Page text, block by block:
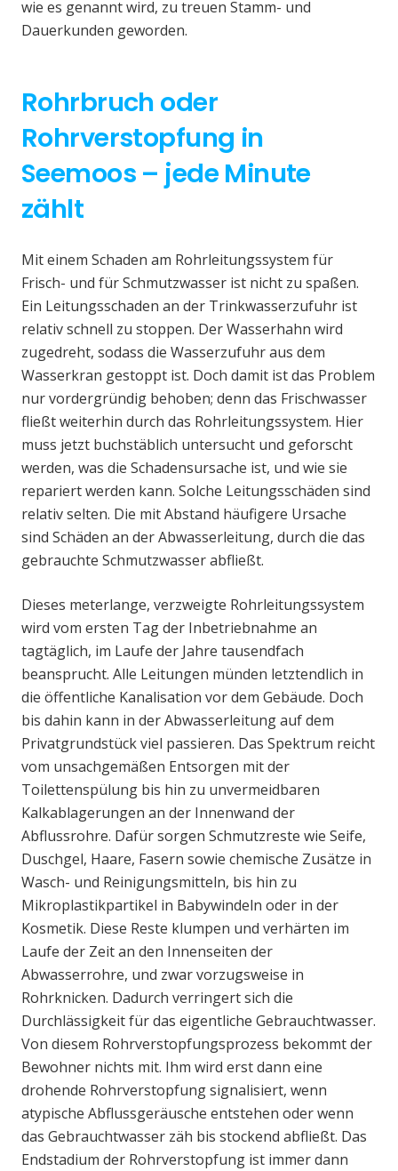
wie es genannt wird, zu treuen Stamm- und
Dauerkunden geworden.
Rohrbruch oder
Rohrverstopfung in
Seemoos – jede Minute
zählt
Mit einem Schaden am Rohrleitungssystem für
Frisch- und für Schmutzwasser ist nicht zu spaßen.
Ein Leitungsschaden an der Trinkwasserzufuhr ist
relativ schnell zu stoppen. Der Wasserhahn wird
zugedreht, sodass die Wasserzufuhr aus dem
Wasserkran gestoppt ist. Doch damit ist das Problem
nur vordergründig behoben; denn das Frischwasser
fließt weiterhin durch das Rohrleitungssystem. Hier
muss jetzt buchstäblich untersucht und geforscht
werden, was die Schadensursache ist, und wie sie
repariert werden kann. Solche Leitungsschäden sind
relativ selten. Die mit Abstand häufigere Ursache
sind Schäden an der Abwasserleitung, durch die das
gebrauchte Schmutzwasser abfließt.
Dieses meterlange, verzweigte Rohrleitungssystem
wird vom ersten Tag der Inbetriebnahme an
tagtäglich, im Laufe der Jahre tausendfach
beansprucht. Alle Leitungen münden letztendlich in
die öffentliche Kanalisation vor dem Gebäude. Doch
bis dahin kann in der Abwasserleitung auf dem
Privatgrundstück viel passieren. Das Spektrum reicht
vom unsachgemäßen Entsorgen mit der
Toilettenspülung bis hin zu unvermeidbaren
Kalkablagerungen an der Innenwand der
Abflussrohre. Dafür sorgen Schmutzreste wie Seife,
Duschgel, Haare, Fasern sowie chemische Zusätze in
Wasch- und Reinigungsmitteln, bis hin zu
Mikroplastikpartikel in Babywindeln oder in der
Kosmetik. Diese Reste klumpen und verhärten im
Laufe der Zeit an den Innenseiten der
Abwasserrohre, und zwar vorzugsweise in
Rohrknicken. Dadurch verringert sich die
Durchlässigkeit für das eigentliche Gebrauchtwasser.
Von diesem Rohrverstopfungsprozess bekommt der
Bewohner nichts mit. Ihm wird erst dann eine
drohende Rohrverstopfung signalisiert, wenn
atypische Abflussgeräusche entstehen oder wenn
das Gebrauchtwasser zäh bis stockend abfließt. Das
Endstadium der Rohrverstopfung ist immer dann